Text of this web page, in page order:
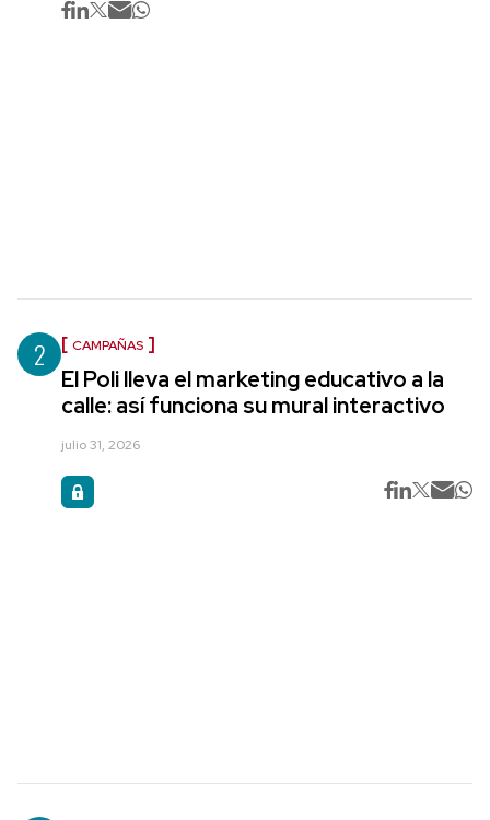
2 CAMPAÑAS
El Poli lleva el marketing educativo a la
calle: así funciona su mural interactivo
julio 31, 2026